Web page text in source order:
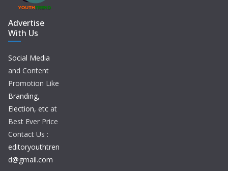
Advertise
With Us
Social Media
and Content
Promotion Like
Branding,
Election, etc at
Best Ever Price
Contact Us :
editoryouthtren
d@gmail.com